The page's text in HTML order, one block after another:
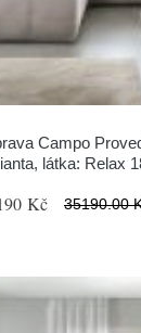
Campo
látka: Relax
Kč 35190.00